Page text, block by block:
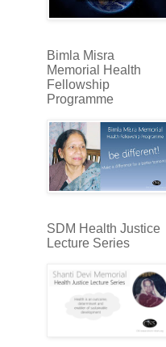
Bimla Misra
Memorial Health
Fellowship
Programme
SDM Health Justice
Lecture Series